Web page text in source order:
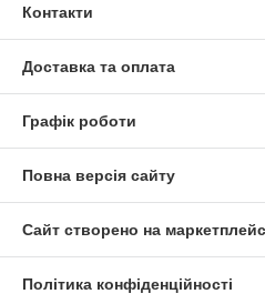
Контакти
Доставка та оплата
Графік роботи
Повна версія сайту
Сайт створено на
Політика конфіденційності